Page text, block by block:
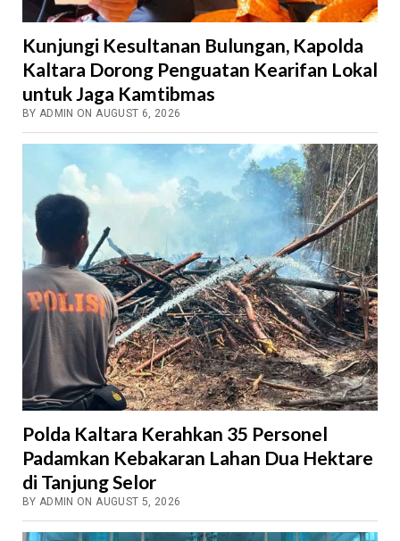
Kunjungi Kesultanan Bulungan, Kapolda
Kaltara Dorong Penguatan Kearifan Lokal
untuk Jaga Kamtibmas
BY ADMIN ON AUGUST 6, 2026
Polda Kaltara Kerahkan 35 Personel
Padamkan Kebakaran Lahan Dua Hektare
di Tanjung Selor
BY ADMIN ON AUGUST 5, 2026